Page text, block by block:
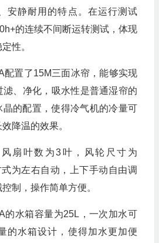
安静耐用的特点。在运行测试
的连续不间断运转测试，体现
性。
配置了15M三面冰帘，能够实现
滤、净化，吸水性是普通湿帘的
晶的配置，使得冷气机的冷量可
降温的效果。
扇叶数为3叶，风轮尺寸为
为左右自动，上下手动自由调
制，操作简单方便。
的水箱容量为25L，一次加水可
的水箱设计，使得加水更加便